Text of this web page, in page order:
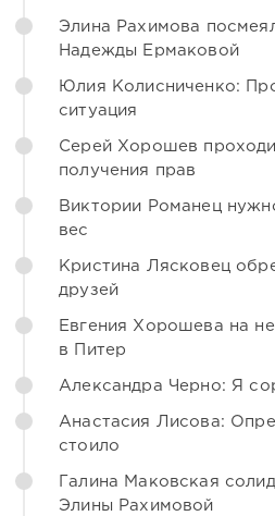
Элина Рахимова
Надежды Ермаковой
Юлия Колисниченко:
ситуация
Серей Хорошев
получения прав
Виктории Романец
вес
Кристина Лясковец
друзей
Евгения Хорошева на
в Питер
Александра Черно: Я
Анастасия Лисова:
стоило
Галина Маковская
Элины Рахимовой